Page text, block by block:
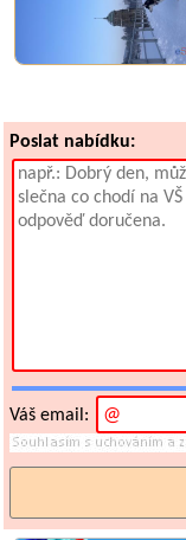
Poslat nabídku:
Váš email: